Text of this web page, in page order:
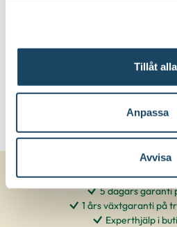
Tillåt alla
Anpassa
Avvisa
5 dagars garanti
1 års växtgaranti på
Experthjälp i